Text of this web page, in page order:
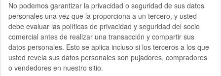
No podemos garantizar la privacidad o seguridad de sus datos
personales una vez que la proporciona a un tercero, y usted
debe evaluar las políticas de privacidad y seguridad del socio
comercial antes de realizar una transacción y compartir sus
datos personales. Esto se aplica incluso si los terceros a los que
usted revela sus datos personales son pujadores, compradores
o vendedores en nuestro sitio.